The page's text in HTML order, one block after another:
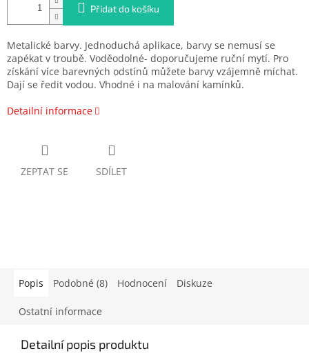
Přidat do košíku
Metalické barvy. Jednoduchá aplikace, barvy se nemusí se
zapékat v troubě. Voděodolné- doporučujeme ruční mytí. Pro
získání více barevných odstínů můžete barvy vzájemně míchat.
Dají se ředit vodou. Vhodné i na malování kamínků.
Detailní informace
ZEPTAT SE SDÍLET
Popis Podobné (8) Hodnocení Diskuze
Ostatní informace
Detailní popis produktu